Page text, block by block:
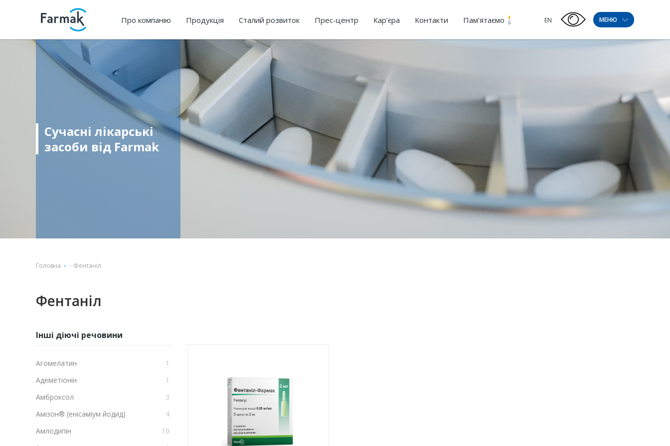
Про компанію Продукція Сталий розвиток Прес-центр Кар’єра Контакти Пам’ятаємо EN МЕНЮ
Сучасні лікарські
засоби від Farmak
Головна - Фентаніл
Фентаніл
Інші діючі речовини
Агомелатин
1
Адеметіонін
1
Амброксол
3
Амізон® (енісаміум йодид)
4
Амлодипін
10